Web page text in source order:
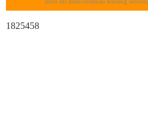
Indo ini menceritakan tentang
1825458